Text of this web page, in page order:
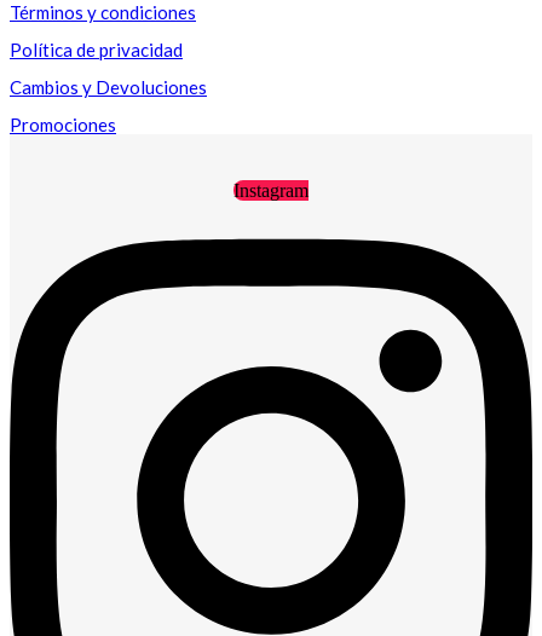
Términos y condiciones
Política de privacidad
Cambios y Devoluciones
Promociones
Instagram